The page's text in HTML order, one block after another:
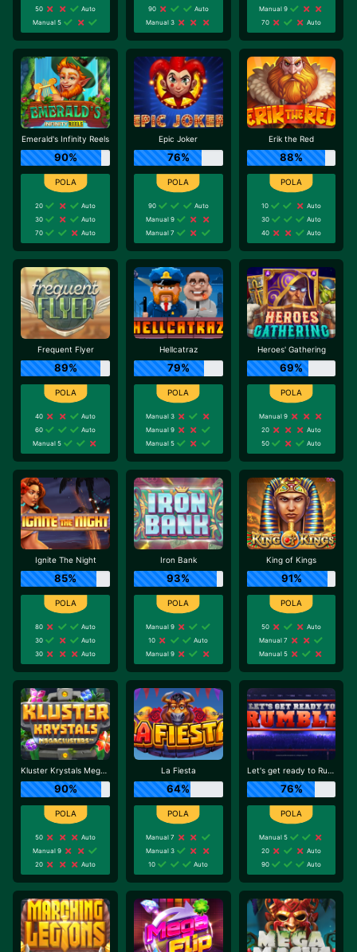
50
Auto
Manual 5
90
Auto
Manual 3
Manual 9
70
Auto
Emerald's Infinity Reels
90%
20
Auto
30
Auto
70
Auto
Epic Joker
76%
90
Auto
Manual 9
Manual 7
Erik the Red
88%
10
Auto
30
Auto
40
Auto
Frequent Flyer
89%
40
Auto
60
Auto
Manual 5
Hellcatraz
79%
Manual 3
Manual 9
Manual 5
Heroes' Gathering
69%
Manual 9
20
Auto
50
Auto
Ignite The Night
85%
80
Auto
30
Auto
30
Auto
Iron Bank
93%
Manual 9
10
Auto
Manual 9
King of Kings
91%
50
Auto
Manual 7
Manual 5
Kluster Krystals Megaclusters
90%
50
Auto
Manual 9
20
Auto
La Fiesta
64%
Manual 7
Manual 3
10
Auto
Let's get ready to Rumble
76%
Manual 5
20
Auto
90
Auto